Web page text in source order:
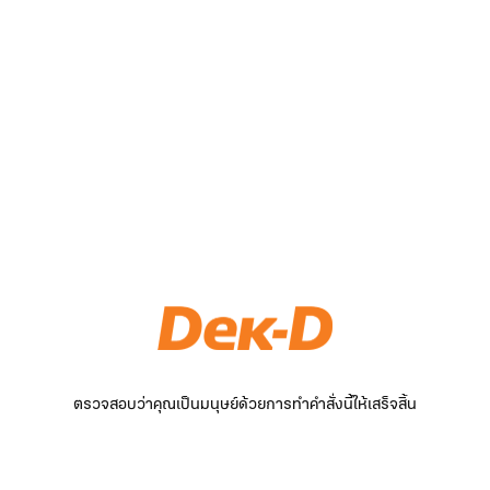
ตรวจสอบว่าคุณเป็นมนุษย์ด้วยการทำคำสั่งนี้ให้เสร็จสิ้น